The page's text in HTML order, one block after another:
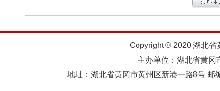
Copyright © 2020 湖北省
主办单位：湖北省黄
地址：湖北省黄冈市黄州区新港一路8号